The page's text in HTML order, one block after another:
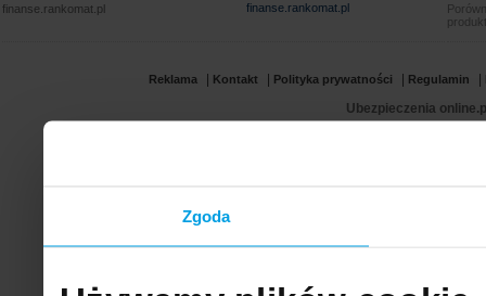
Zgoda
finanse.rankomat.pl finanse.rankomat.pl
Reklama Kontakt Polityka prywatności Regulamin
Ubezpieczenia